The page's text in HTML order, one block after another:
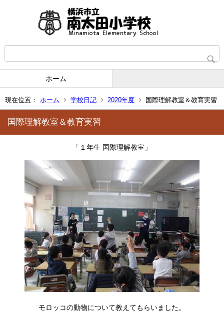
ホーム
現在位置： ホーム 学校日記 2020年度 国際理解教室＆教育実習
国際理解教室＆教育実習
「１年生 国際理解教室」
モロッコの動物について教えてもらいました。